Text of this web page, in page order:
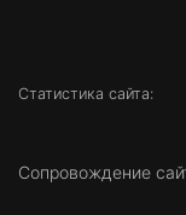
Статистика сайта:
Сопровождение